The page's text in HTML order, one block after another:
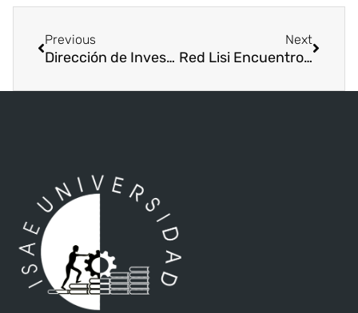
Previous
Dirección de Investigación y Postgrado de ISAE Universidad realiza inducción de plataforma PIVOT
Next
Red Lisi Encuentro de investigadores